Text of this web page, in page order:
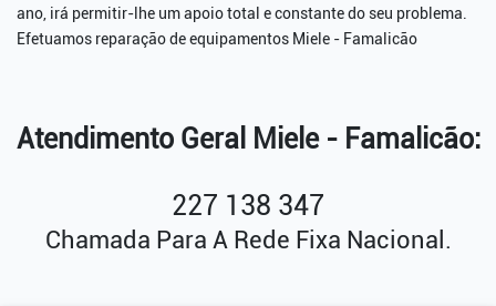
ano, irá permitir-lhe um apoio total e constante do seu problema.
Efetuamos reparação de equipamentos Miele - Famalicão
Atendimento Geral Miele - Famalicão:
227 138 347
Chamada Para A Rede Fixa Nacional.